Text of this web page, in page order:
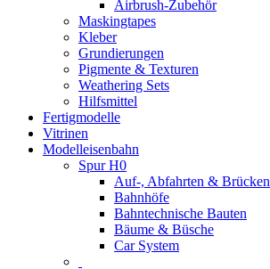
Airbrush-Zubehör
Maskingtapes
Kleber
Grundierungen
Pigmente & Texturen
Weathering Sets
Hilfsmittel
Fertigmodelle
Vitrinen
Modelleisenbahn
Spur H0
Auf-, Abfahrten & Brücken
Bahnhöfe
Bahntechnische Bauten
Bäume & Büsche
Car System